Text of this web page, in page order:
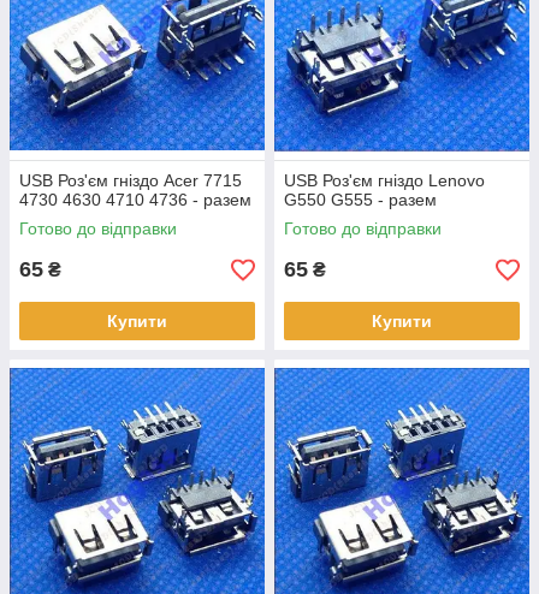
USB Роз'єм гніздо Acer 7715
4730 4630 4710 4736 - разем
Готово до відправки
65 ₴
Купити
USB Роз'єм гніздо Lenovo
G550 G555 - разем
Готово до відправки
65 ₴
Купити